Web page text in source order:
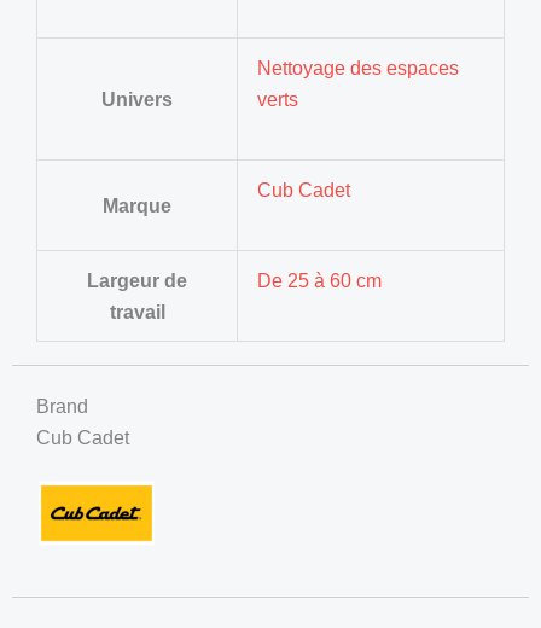
Univers
Nettoyage des espaces
verts
Marque
Cub Cadet
Largeur de
travail
De 25 à 60 cm
Brand
Cub Cadet